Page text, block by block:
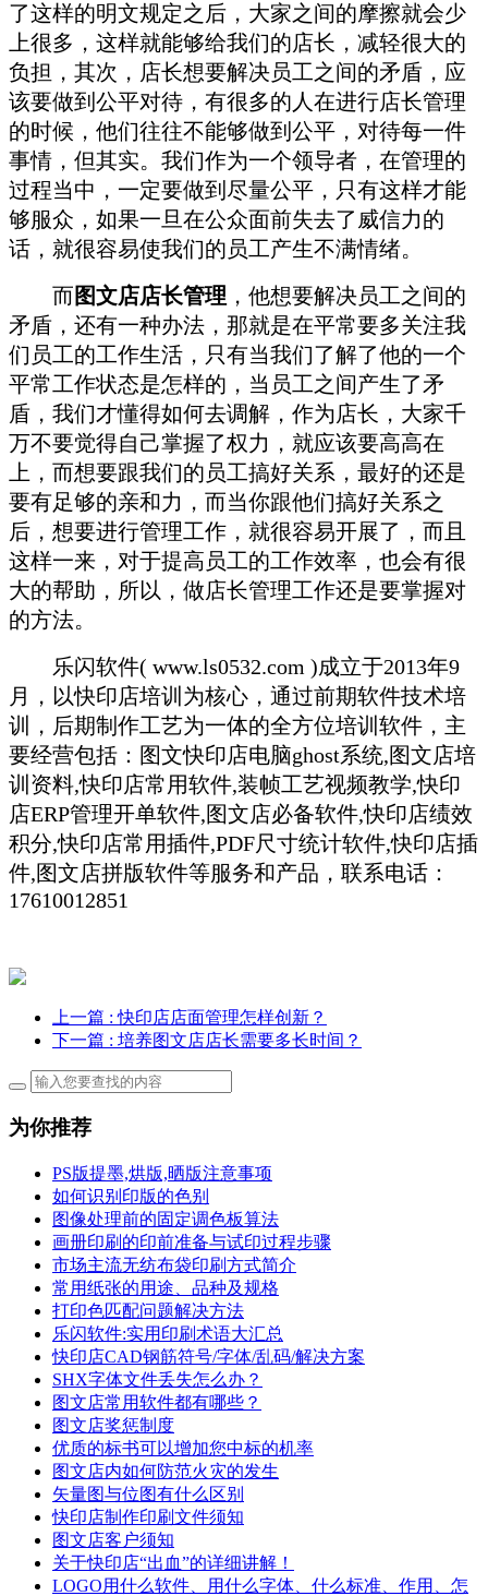
了这样的明文规定之后，大家之间的摩擦就会少
上很多，这样就能够给我们的店长，减轻很大的
负担，其次，店长想要解决员工之间的矛盾，应
该要做到公平对待，有很多的人在进行店长管理
的时候，他们往往不能够做到公平，对待每一件
事情，但其实。我们作为一个领导者，在管理的
过程当中，一定要做到尽量公平，只有这样才能
够服众，如果一旦在公众面前失去了威信力的
话，就很容易使我们的员工产生不满情绪。
而图文店店长管理 ，他想要解决员工之间的
矛盾，还有一种办法，那就是在平常要多关注我
们员工的工作生活，只有当我们了解了他的一个
平常工作状态是怎样的，当员工之间产生了矛
盾，我们才懂得如何去调解，作为店长，大家千
万不要觉得自己掌握了权力，就应该要高高在
上，而想要跟我们的员工搞好关系，最好的还是
要有足够的亲和力，而当你跟他们搞好关系之
后，想要进行管理工作，就很容易开展了，而且
这样一来，对于提高员工的工作效率，也会有很
大的帮助，所以，做店长管理工作还是要掌握对
的方法。
乐闪软件( www.ls0532.com )成立于2013年9
月，以快印店培训为核心，通过前期软件技术培
训，后期制作工艺为一体的全方位培训软件，主
要经营包括：图文快印店电脑ghost系统,图文店培
训资料,快印店常用软件,装帧工艺视频教学,快印
店ERP管理开单软件,图文店必备软件,快印店绩效
积分,快印店常用插件,PDF尺寸统计软件,快印店插
件,图文店拼版软件等服务和产品，联系电话：
17610012851
上一篇 : 快印店店面管理怎样创新？
下一篇 : 培养图文店店长需要多长时间？
为你推荐
PS版提墨,烘版,晒版注意事项
如何识别印版的色别
图像处理前的固定调色板算法
画册印刷的印前准备与试印过程步骤
市场主流无纺布袋印刷方式简介
常用纸张的用途、品种及规格
打印色匹配问题解决方法
乐闪软件:实用印刷术语大汇总
快印店CAD钢筋符号/字体/乱码/解决方案
SHX字体文件丢失怎么办？
图文店常用软件都有哪些？
图文店奖惩制度
优质的标书可以增加您中标的机率
图文店内如何防范火灾的发生
矢量图与位图有什么区别
快印店制作印刷文件须知
图文店客户须知
关于快印店“出血”的详细讲解！
LOGO用什么软件、用什么字体、什么标准、作用、怎